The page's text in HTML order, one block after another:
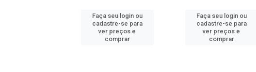
Faça seu login ou
cadastre-se para
ver preços e
comprar
Faça seu login ou
cadastre-se para
ver preços e
comprar